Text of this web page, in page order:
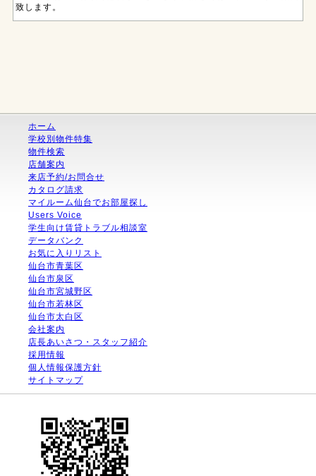
致します。
ホーム
学校別物件特集
物件検索
店舗案内
来店予約/お問合せ
カタログ請求
マイルーム仙台でお部屋探し
Users Voice
学生向け賃貸トラブル相談室
データバンク
お気に入りリスト
仙台市青葉区
仙台市泉区
仙台市宮城野区
仙台市若林区
仙台市太白区
会社案内
店長あいさつ・スタッフ紹介
採用情報
個人情報保護方針
サイトマップ